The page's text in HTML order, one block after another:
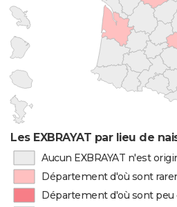
Les EXBRAYAT par lieu de
Aucun EXBRAYAT n'est
Département d'où sont
Département d'où sont peu